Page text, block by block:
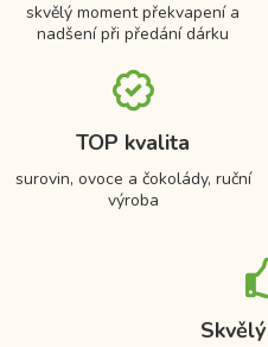
skvělý moment překvapení a
nadšení při předání dárku
TOP kvalita
surovin, ovoce a čokolády, ruční
výroba